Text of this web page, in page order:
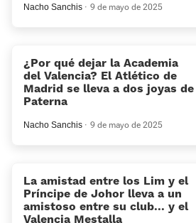
Nacho Sanchis 9 de mayo de 2025
¿Por qué dejar la Academia
del Valencia? El Atlético de
Madrid se lleva a dos joyas de
Paterna
Nacho Sanchis 9 de mayo de 2025
La amistad entre los Lim y el
Príncipe de Johor lleva a un
amistoso entre su club... y el
Valencia Mestalla